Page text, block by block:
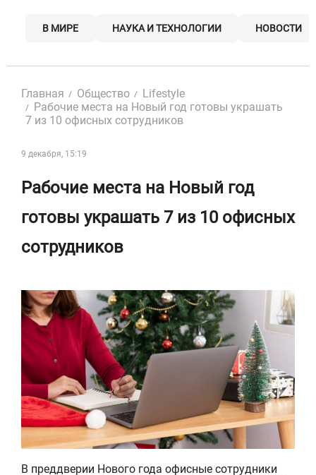
В МИРЕ НАУКА И ТЕХНОЛОГИИ НОВОСТИ
Главная Общество
Lifestyle
Рабочие места на Новый год готовы украшать
7 из 10 офисных сотрудников
9 декабря, 15:19
Рабочие места на Новый год
готовы украшать 7 из 10 офисных
сотрудников
В преддверии Нового года офисные сотрудники